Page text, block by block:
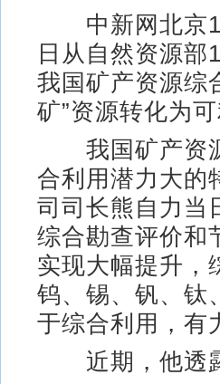
中新网北京1
日从自然资源部
我国矿产资源综
矿”资源转化为可
我国矿产资源
合利用潜力大的
司司长熊自力当
综合勘查评价和
实现大幅提升，
钨、锡、钒、钛
于综合利用，有
近期，他透露